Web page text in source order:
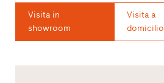
Visita in
showroom
Visita a
domicilio